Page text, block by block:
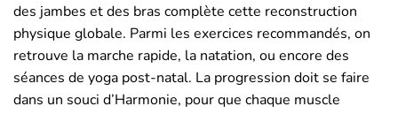
des jambes et des bras complète cette reconstruction
physique globale. Parmi les exercices recommandés, on
retrouve la marche rapide, la natation, ou encore des
séances de yoga post-natal. La progression doit se faire
dans un souci d’Harmonie, pour que chaque muscle